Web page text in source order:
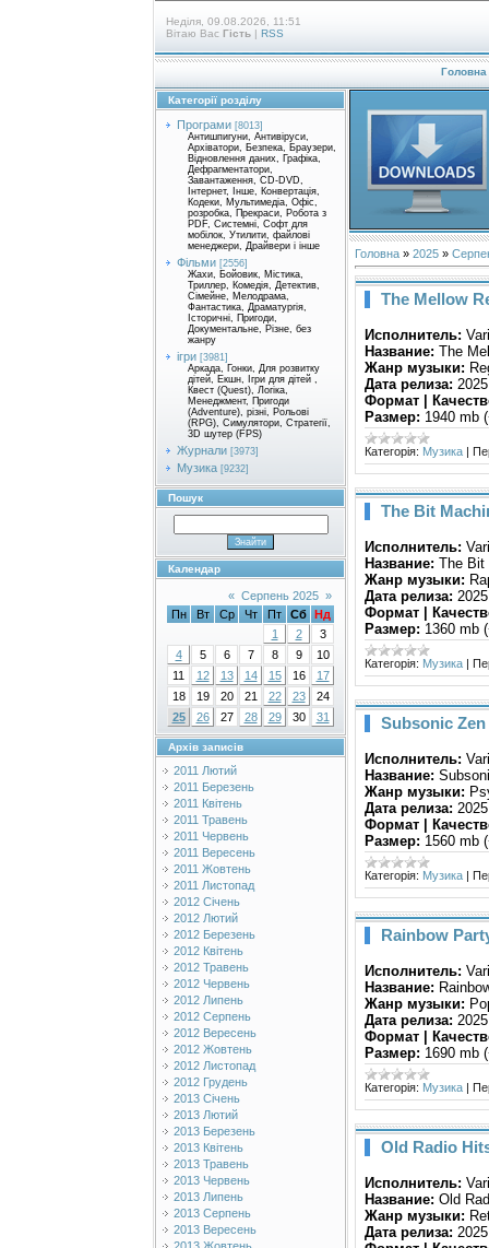
Неділя, 09.08.2026, 11:51
Вітаю Вас Гість | RSS
Головна
Категорії розділу
Програми [8013]
Антишпигуни, Антивіруси,
Архіватори, Безпека, Браузери,
Відновлення даних, Графіка,
Дефрагментатори,
Завантаження, CD-DVD,
Інтернет, Інше, Конвертація,
Кодеки, Мультимедіа, Офіс,
розробка, Прекраси, Робота з
PDF, Системні, Софт для
мобілок, Утилити, файлові
менеджери, Драйвери і інше
Фільми [2556]
Жахи, Бойовик, Містика,
Триллер, Комедія, Детектив,
Сімейне, Мелодрама,
Фантастика, Драматургія,
Історичні, Пригоди,
Документальне, Різне, без
жанру
ігри [3981]
Аркада, Гонки, Для розвитку
дітей, Екшн, Ігри для дітей ,
Квест (Quest), Логіка,
Менеджмент, Пригоди
(Adventure), різні, Рольові
(RPG), Симулятори, Стратегії,
3D шутер (FPS)
Журнали [3973]
Музика [9232]
Пошук
Календар
« Серпень 2025 »
Пн
Вт Ср Чт Пт Сб Нд
1
2
3
4
5 6 7 8 9
10
11
12 13 14 15 16
17
18
19 20 21 22 23
24
25
26 27 28 29 30 31
Архів записів
2011 Лютий
2011 Березень
2011 Квітень
2011 Травень
2011 Червень
2011 Вересень
2011 Жовтень
2011 Листопад
2012 Січень
2012 Лютий
2012 Березень
2012 Квітень
2012 Травень
2012 Червень
2012 Липень
2012 Серпень
2012 Вересень
2012 Жовтень
2012 Листопад
2012 Грудень
2013 Січень
2013 Лютий
2013 Березень
2013 Квітень
2013 Травень
2013 Червень
2013 Липень
2013 Серпень
2013 Вересень
Головна » 2025 »
The Mellow
Исполнитель:
Название: The
Жанр музыки:
Дата релиза: 2025
Формат |
Размер: 1940 mb
Категорія: Музика |
The Bit
Исполнитель:
Название: The Bit
Жанр музыки:
Дата релиза: 2025
Формат |
Размер: 1360 mb
Категорія: Музика |
Subsonic Zen
Исполнитель:
Название:
Жанр музыки:
Дата релиза: 2025
Формат |
Размер: 1560 mb
Категорія: Музика |
Rainbow
Исполнитель:
Название:
Жанр музыки:
Дата релиза: 2025
Формат |
Размер: 1690 mb
Категорія: Музика |
Old Radio
Исполнитель:
Название: Old
Жанр музыки:
Дата релиза: 2025